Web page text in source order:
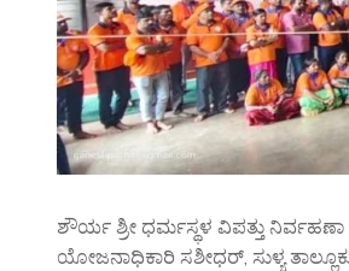
ಶೌರ್ಯ ಶ್ರೀ ಧರ್ಮಸ್ಥಳ ವಿಪತ್ತು
ಯೋಜನಾಧಿಕಾರಿ ಸಶೀಧರ್, ಸುಳ್ಯ